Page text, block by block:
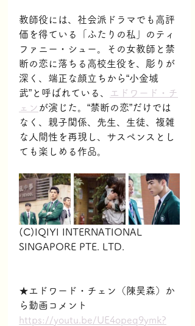
教師役には、社会派ドラマでも高評
価を得ている「ふたりの私」のティ
ファニー・シュー。その女教師と禁
断の恋に落ちる高校生役を、彫りが
深く、端正な顔立ちから“小金城
武”と呼ばれている、
エドワード・チ
ェン が演じた。“禁断の恋”だけでは
なく、親子関係、先生、生徒、複雑
な人間性を再現し、サスペンスとし
ても楽しめる作品。
(C)IQIYI INTERNATIONAL
SINGAPORE PTE. LTD.
★エドワード・チェン（陳昊森）か
ら動画コメント
https://youtu.be/UE4opeq9ymk?